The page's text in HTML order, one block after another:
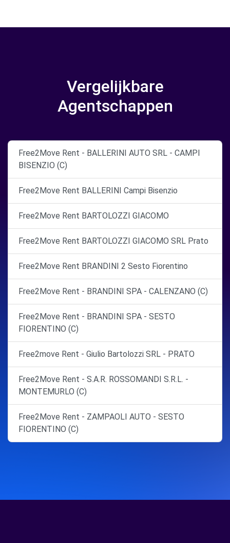
Vergelijkbare
Agentschappen
Free2Move Rent - BALLERINI AUTO SRL - CAMPI
BISENZIO (C)
Free2Move Rent BALLERINI Campi Bisenzio
Free2Move Rent BARTOLOZZI GIACOMO
Free2Move Rent BARTOLOZZI GIACOMO SRL Prato
Free2Move Rent BRANDINI 2 Sesto Fiorentino
Free2Move Rent - BRANDINI SPA - CALENZANO (C)
Free2Move Rent - BRANDINI SPA - SESTO
FIORENTINO (C)
Free2move Rent - Giulio Bartolozzi SRL - PRATO
Free2Move Rent - S.A.R. ROSSOMANDI S.R.L. -
MONTEMURLO (C)
Free2Move Rent - ZAMPAOLI AUTO - SESTO
FIORENTINO (C)